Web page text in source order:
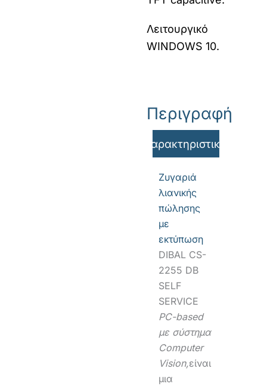
Λειτουργικό
WINDOWS 10.
Περιγραφή
Χαρακτηριστικά
Ζυγαριά
λιανικής
πώλησης
με
εκτύπωση
DIBAL CS-
2255 DB
SELF
SERVICE
PC-based
με σύστημα
Computer
Vision,είναι
μια